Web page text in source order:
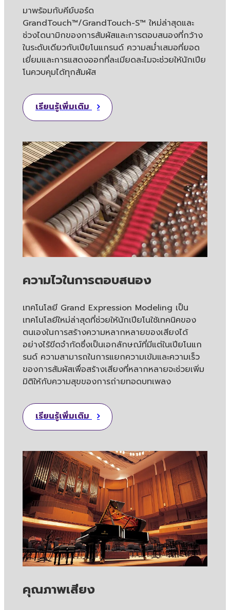
มาพร้อมกับคีย์บอร์ด
GrandTouch™/GrandTouch-S™ ใหม่ล่าสุดและ
ช่วงไดนามิกของการสัมผัสและการตอบสนองที่กว้าง
ในระดับเดียวกับเปียโนแกรนด์ ความสม่ำเสมอที่ยอด
เยี่ยมและการแสดงออกที่ละเมียดละไมจะช่วยให้นักเปีย
โนควบคุมได้ทุกสัมผัส
เรียนรู้เพิ่มเติม
ความไวในการตอบสนอง
เทคโนโลยี Grand Expression Modeling เป็น
เทคโนโลยีใหม่ล่าสุดที่ช่วยให้นักเปียโนใช้เทคนิคของ
ตนเองในการสร้างความหลากหลายของเสียงได้
อย่างไร้ขีดจำกัดซึ่งเป็นเอกลักษณ์ที่มีแต่ในเปียโนแก
รนด์ ความสามารถในการแยกความเข้มและความเร็ว
ของการสัมผัสเพื่อสร้างเสียงที่หลากหลายจะช่วยเพิ่ม
มิติให้กับความสุขของการถ่ายทอดบทเพลง
เรียนรู้เพิ่มเติม
คุณภาพเสียง